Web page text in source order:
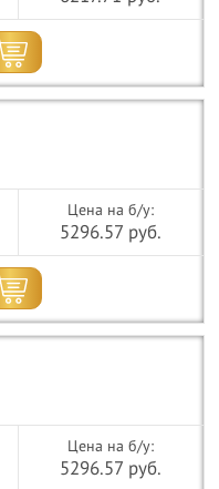
Цена на б/у:
5296.57 руб.
Цена на б/у:
5296.57 руб.